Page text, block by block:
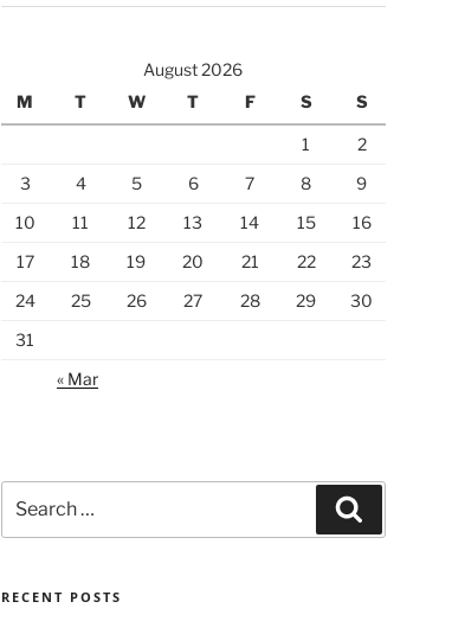
August 2026
M
T W T F S S
1
2
3
4 5 6 7 8
9
10
11 12 13 14 15
16
17
18 19 20 21 22
23
24
25 26 27 28 29
30
31
« Mar
for:
RECENT POSTS